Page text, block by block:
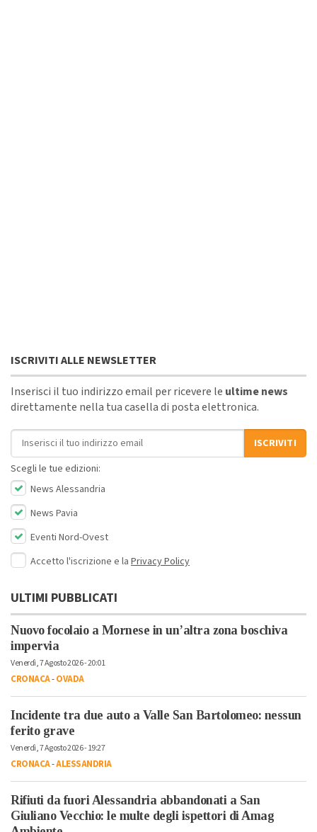
ISCRIVITI ALLE NEWSLETTER
Inserisci il tuo indirizzo email per ricevere le ultime news
direttamente nella tua casella di posta elettronica.
Indirizzo email
ISCRIVITI
Scegli le tue edizioni:
News Alessandria
News Pavia
Eventi Nord-Ovest
Accetto l'iscrizione e la Privacy Policy
ULTIMI PUBBLICATI
Nuovo focolaio a Mornese in un’altra zona boschiva
impervia
Venerdì, 7 Agosto 2026 - 20:01
CRONACA-OVADA
Incidente tra due auto a Valle San Bartolomeo: nessun
ferito grave
Venerdì, 7 Agosto 2026 - 19:27
CRONACA-ALESSANDRIA
Rifiuti da fuori Alessandria abbandonati a San
Giuliano Vecchio: le multe degli ispettori di Amag